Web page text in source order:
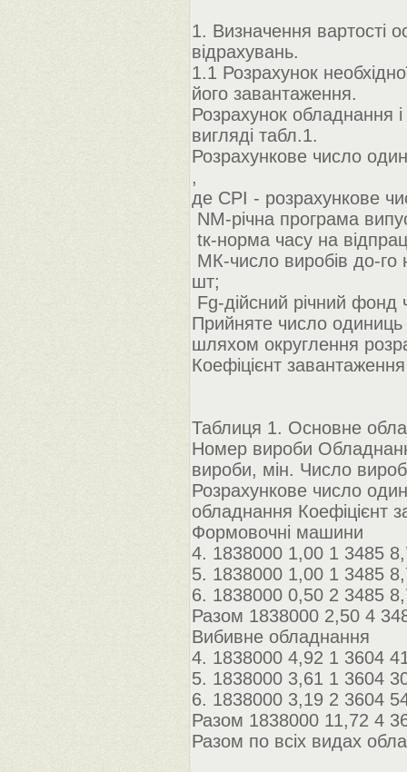
1. Визначення вартості
відрахувань.
1.1 Розрахунок
його завантаження.
Розрахунок обладнання
вигляді табл.1.
Розрахункове число
,
де СPI - розрахункове
NM-річна програма
tк-норма часу на
MК-число виробів до-
шт;
Fg-дійсний річний фонд
Прийняте число одиниць
шляхом округлення
Коефіцієнт
Таблиця 1. Основне
Номер вироби
вироби, мін. Число
Розрахункове число
обладнання Коефіцієнт
Формовочні машини
4. 1838000 1,00 1 3485
5. 1838000 1,00 1 3485
6. 1838000 0,50 2 3485
Разом 1838000 2,50 4
Вибивне обладнання
4. 1838000 4,92 1 3604
5. 1838000 3,61 1 3604
6. 1838000 3,19 2 3604
Разом 1838000 11,72 4
Разом по всіх видах